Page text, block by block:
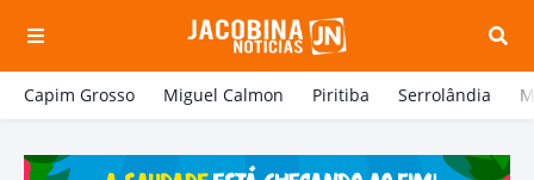
Capim Grosso Miguel Calmon Piritiba Serrolândia